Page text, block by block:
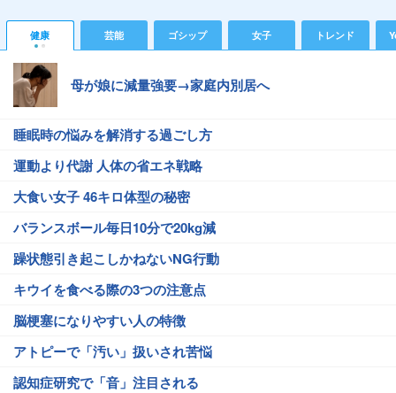
健康 芸能 ゴシップ 女子 トレンド
母が娘に減量強要→家庭内別居へ
睡眠時の悩みを解消する過ごし方
運動より代謝 人体の省エネ戦略
大食い女子 46キロ体型の秘密
バランスボール毎日10分で20kg減
躁状態引き起こしかねないNG行動
キウイを食べる際の3つの注意点
脳梗塞になりやすい人の特徴
アトピーで「汚い」扱いされ苦悩
認知症研究で「音」注目される